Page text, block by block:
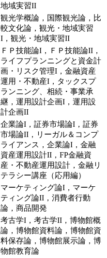
地域実習II
観光学概論，国際観光論，比
較文化論，観光・地域実習
I，観光・地域実習II
ＦＰ技能論I，ＦＰ技能論II，
ライフプランニングと資金計
画・リスク管理I，金融資産
運用・不動産I，タックスプ
ランニング、相続・事業承
継，運用設計企画I，運用設
計企画II
企業論I，証券市場論I，証券
市場論II，リーガル＆コンプ
ライアンス，企業論I，金融
資産運用設計II，FP金融資
産・不動産運用設計，金融リ
テラシー講座（応用編）
マーケティング論I，マーケ
ティング論II，消費者行動
論，商品開発
考古学I，考古学II，博物館概
論，博物館資料論，博物館資
料保存論，博物館展示論，博
物館教育論